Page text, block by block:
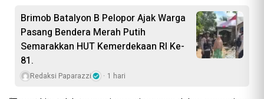
Brimob Batalyon B Pelopor Ajak Warga
Pasang Bendera Merah Putih
Semarakkan HUT Kemerdekaan RI Ke-
81.
Redaksi Paparazzi 1 hari